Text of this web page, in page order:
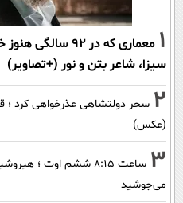
1
معماری که در 92
سیزا، شاعر بتن و نور (+تصاویر)
2 سحر دولتشاهی عذرخواهی کرد ؛
(عکس)
3
ساعت ۸:۱۵ ششم اوت ؛
می‌جوشید